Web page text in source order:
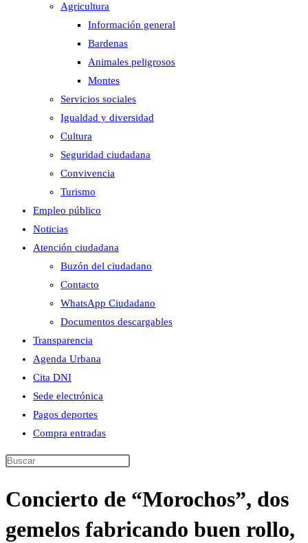
Agricultura
Información general
Bardenas
Animales peligrosos
Montes
Servicios sociales
Igualdad y diversidad
Cultura
Seguridad ciudadana
Convivencia
Turismo
Empleo público
Noticias
Atención ciudadana
Buzón del ciudadano
Contacto
WhatsApp Ciudadano
Documentos descargables
Transparencia
Agenda Urbana
Cita DNI
Sede electrónica
Pagos deportes
Compra entradas
Buscar
esta
Concierto de “Morochos”, dos
gemelos fabricando buen rollo,